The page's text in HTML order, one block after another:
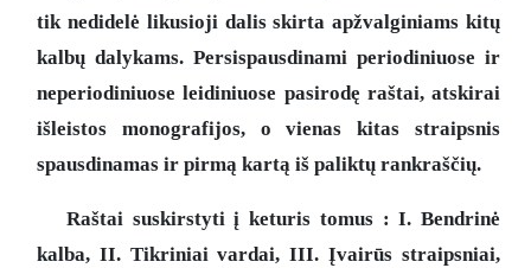
tik nedidelė likusioji dalis skirta apžvalginiams kitų
kalbų dalykams. Persispausdinami periodiniuose ir
neperiodiniuose leidiniuose pasirodę raštai, atskirai
išleistos monografijos, o vienas kitas straipsnis
spausdinamas ir pirmą kartą iš paliktų rankraščių.
Raštai suskirstyti į keturis tomus : I. Bendrinė
kalba, II. Tikriniai vardai, III. Įvairūs straipsniai,